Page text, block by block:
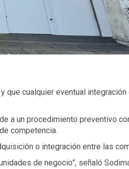
que cualquier eventual integración
a un procedimiento preventivo
competencia.
o integración entre las
de negocio”, señaló